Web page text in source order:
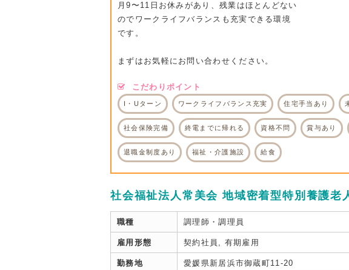
月9〜11日お休みがあり、残業はほとんどない
のでワークライフバランスも充実できる環境
です。
まずはお気軽にお問い合わせください。
こだわりポイント
I・Uターン ワークライフバランス充実 住宅手当あり
社会保険完備 終電までに帰れる 資格不問 賞与あり
退職金制度あり 福祉・介護施設 給食
社会福祉法人常美会 地域密着型特別養護老
職種 調理師・調理員
雇用形態 契約社員, 有期雇用
勤務地 愛媛県新居浜市御蔵町11-20